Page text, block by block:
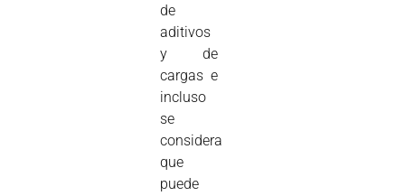
de
aditivos
y de
cargas e
incluso
se
considera
que
puede